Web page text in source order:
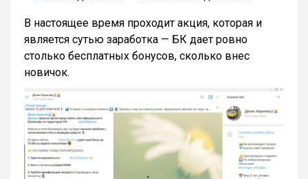
В настоящее время проходит акция, которая и
является сутью заработка — БК дает ровно
столько бесплатных бонусов, сколько внес
новичок.